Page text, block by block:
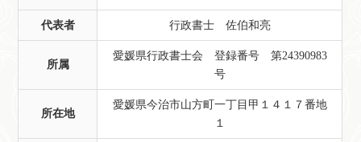
代表者 行政書士 佐伯和亮
所属
愛媛県行政書士会 登録番号 第24390983
号
所在地
愛媛県今治市山方町一丁目甲１４１７番地
１